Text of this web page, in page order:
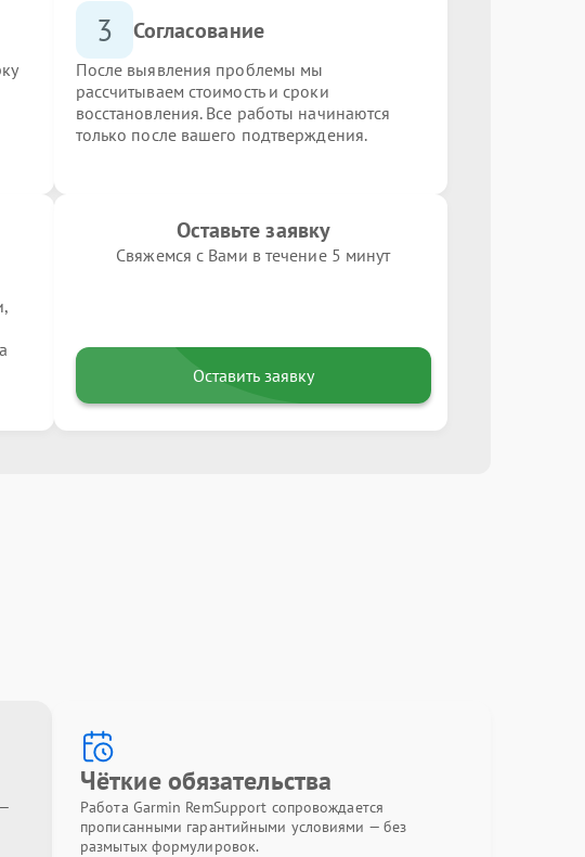
3 Согласование
После выявления проблемы мы
рассчитываем стоимость и сроки
восстановления. Все работы начинаются
только после вашего подтверждения.
Оставьте заявку
Свяжемся с Вами в течение 5 минут
Оставить заявку
Чёткие обязательства
Работа Garmin RemSupport сопровождается
прописанными гарантийными условиями — без
размытых формулировок.